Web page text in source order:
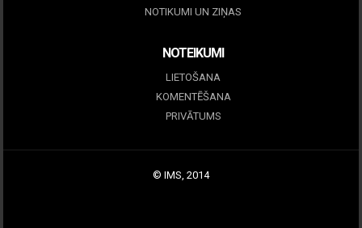
NOTIKUMI UN ZIŅAS
NOTEIKUMI
LIETOŠANA
KOMENTĒŠANA
PRIVĀTUMS
© IMS, 2014